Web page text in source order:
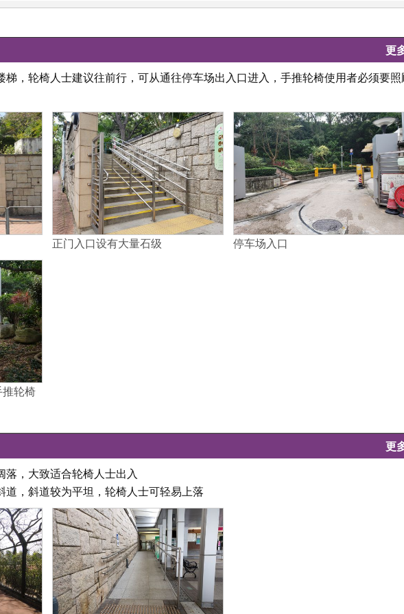
更
梯，轮椅人士建议往前行，可从通往停车场出入口进入，手推轮椅使用者必须要照
正门入口设有大量石级 停车场入口
推轮椅
更
落，大致适合轮椅人士出入
道，斜道较为平坦，轮椅人士可轻易上落